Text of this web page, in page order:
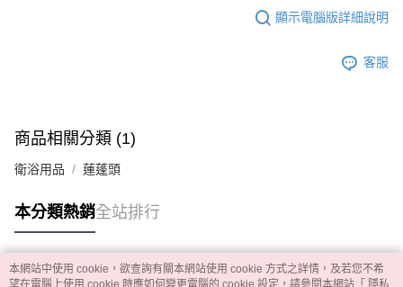
顯示電腦版詳細說明
客服
商品相關分類 (1)
衛浴用品 蓮蓬頭
本分類熱銷全站排行
熱門標籤
本網站中使用 cookie，欲查詢有關本網站使用 cookie 方式之詳情，及若您不希
望在電腦上使用 cookie 時應如何變更電腦的 cookie 設定，請參閱本網站「 隱私